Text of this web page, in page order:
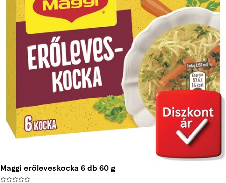
Maggi erőleveskocka 6 db 60 g